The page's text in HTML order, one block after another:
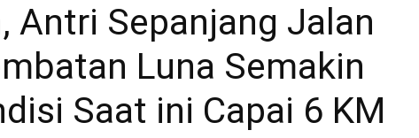
Antri Sepanjang Jalan
Luna Semakin
Saat ini Capai 6 KM